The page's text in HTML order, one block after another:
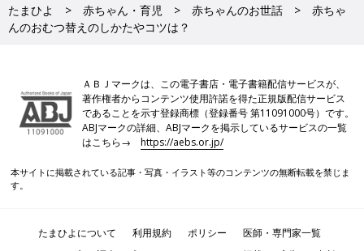
たまひよ 赤ちゃん・育児 赤ちゃんのお世話
赤ちゃ
んのおむつ替えのしかたやコツは？
ＡＢＪマークは、この電子書店・電子書籍配信サービスが、
著作権者からコンテンツ使用許諾を得た正規版配信サービス
であることを示す登録商標（登録番号 第11091000号）です。
ABJマークの詳細、ABJマークを掲示しているサービスの一覧
はこちら→https://aebs.or.jp/
本サイトに掲載されている記事・写真・イラスト等のコンテンツの無断転載を禁じま
す。
たまひよについて 利用規約 ポリシー
医師・専門家一覧